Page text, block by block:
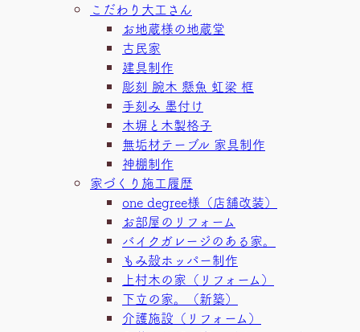
こだわり大工さん
お地蔵様の地蔵堂
古民家
建具制作
彫刻 腕木 懸魚 虹梁 框
手刻み 墨付け
木塀と木製格子
無垢材テーブル 家具制作
神棚制作
家づくり施工履歴
one degree様（店舗改装）
お部屋のリフォーム
バイクガレージのある家。
もみ殻ホッパー制作
上村木の家（リフォーム）
下立の家。（新築）
介護施設（リフォーム）